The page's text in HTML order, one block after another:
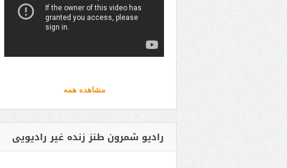
مشاهده همه
رادیو شمرون طنز زنده غیر رادیویی